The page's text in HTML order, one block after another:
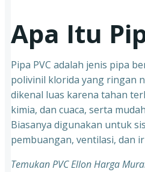
Apa Itu
Pipa PVC adalah jenis pipa
polivinil klorida yang ringan
dikenal luas karena tahan
kimia, dan cuaca, serta
Biasanya digunakan untuk
pembuangan, ventilasi, dan
Temukan PVC Ellon Harga